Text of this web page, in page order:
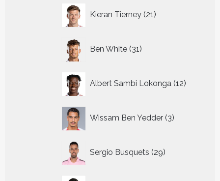
Kieran Tierney 21
producten
Ben White 31
producten
Albert Sambi Lokonga 12
Wissam Ben Yedder 3
producten
Sergio Busquets 29
producten